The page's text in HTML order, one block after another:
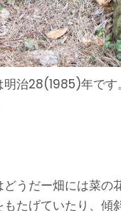
治28(1985)年で
うだー畑には菜の
たげていたり、